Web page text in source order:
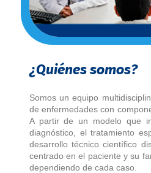
¿Quiénes somos?
Somos un equipo
de enfermedades con
A partir de un modelo que
diagnóstico, el tratamiento
desarrollo técnico científico
centrado en el paciente y su
dependiendo de cada caso.